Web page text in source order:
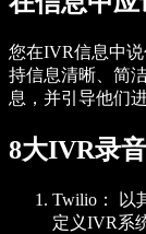
您在IVR信息中
持信息清晰、简
息，并引导他们
8大IVR录
Twilio：
以
定义IVR系